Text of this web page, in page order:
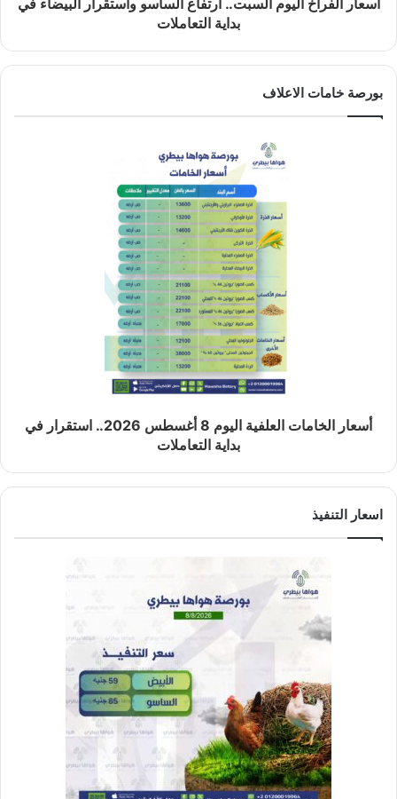
بداية التعاملات
بورصة خامات الاعلاف
أسعار الخامات العلفية اليوم 8 أغسطس 2026.. استقرار في
بداية التعاملات
اسعار التنفيذ